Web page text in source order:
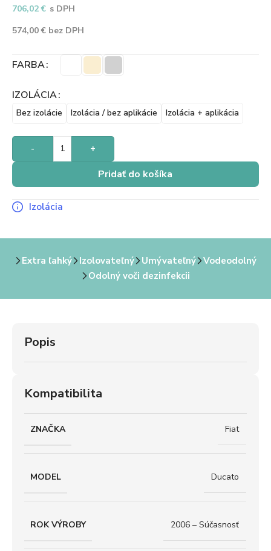
706,02€ s DPH
574,00€ bez DPH
FARBA
IZOLÁCIA
Bez izolácie Izolácia / bez aplikácie Izolácia + aplikácia
- +
Pridať do košíka
Izolácia
Extra ľahký Izolovateľný Umývateľný
Vodeodolný
Odolný voči dezinfekcii
Popis
Kompatibilita
ZNAČKA Fiat
MODEL Ducato
ROK VÝROBY 2006 – Súčasnosť